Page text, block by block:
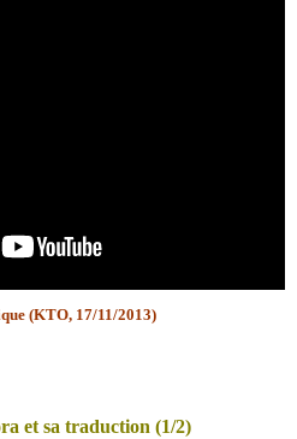
(KTO, 17/11/2013)
et sa traduction (1/2)